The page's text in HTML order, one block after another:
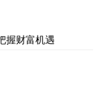
握财富机遇